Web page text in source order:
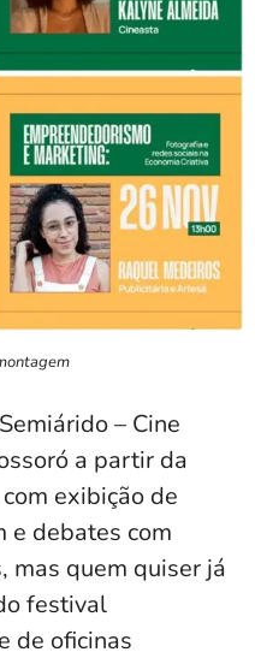
– Cine
a partir da
exibição de
e debates com
mas quem quiser já
festival
de oficinas